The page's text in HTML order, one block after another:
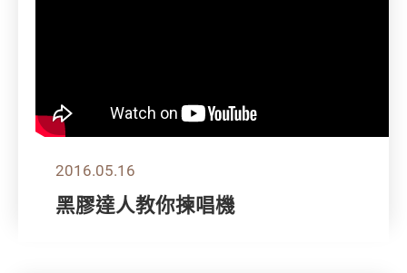
2016.05.16
黑膠達人教你揀唱機